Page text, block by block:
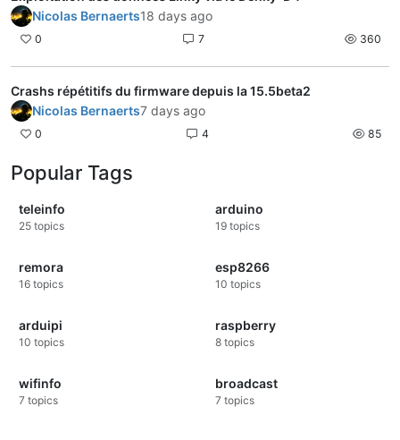
Nicolas Bernaerts18 days ago
0 7 360
Crashs répétitifs du firmware depuis la 15.5beta2
Nicolas Bernaerts7 days ago
0 4 85
Popular Tags
teleinfo
25 topics
arduino
19 topics
remora
16 topics
esp8266
10 topics
arduipi
10 topics
raspberry
8 topics
wifinfo
7 topics
broadcast
7 topics